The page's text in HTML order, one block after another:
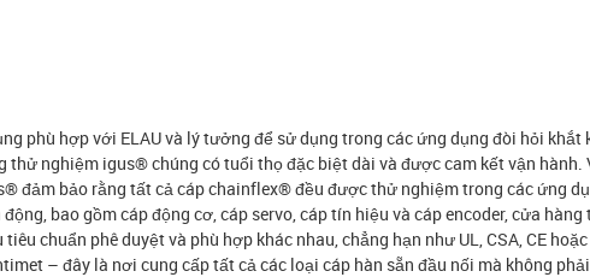
phù hợp với ELAU và lý tưởng để sử dụng trong các ứng dụng đòi hỏi khắt
thử nghiệm igus® chúng có tuổi thọ đặc biệt dài và được cam kết vận
đảm bảo rằng tất cả cáp chainflex® đều được thử nghiệm trong các ứng
bao gồm cáp động cơ, cáp servo, cáp tín hiệu và cáp encoder, cửa
chuẩn phê duyệt và phù hợp khác nhau, chẳng hạn như UL, CSA, CE
– đây là nơi cung cấp tất cả các loại cáp hàn sẵn đầu nối mà không